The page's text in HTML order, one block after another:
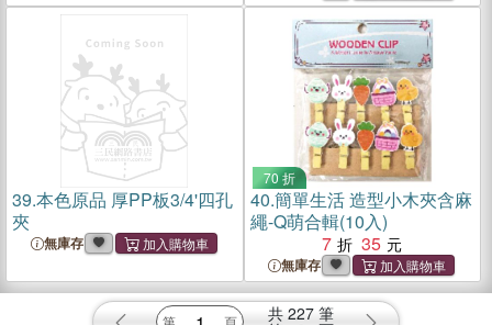
39.本色原品 厚PP板3/4'四孔
夾
無庫存
70 折
40.簡單生活 造型小木夾含麻
繩-Q萌合輯(10入)
7
35
無庫存
共 227 筆